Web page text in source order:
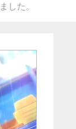
した。